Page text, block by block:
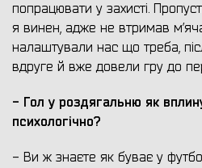
попрацювати у захисті.
я винен, адже не втримав
налаштували нас що треба,
вдруге й вже довели гру до
- Гол у роздягальню як
психологічно?
- Ви ж знаєте як буває у